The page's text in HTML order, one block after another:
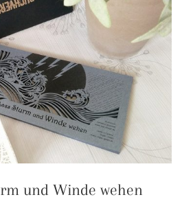
und Winde wehen